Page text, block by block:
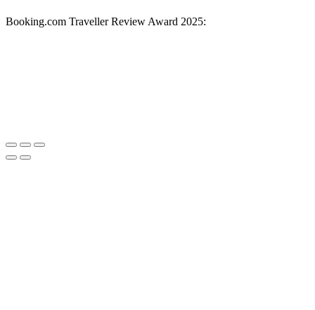
Booking.com Traveller Review Award 2025: